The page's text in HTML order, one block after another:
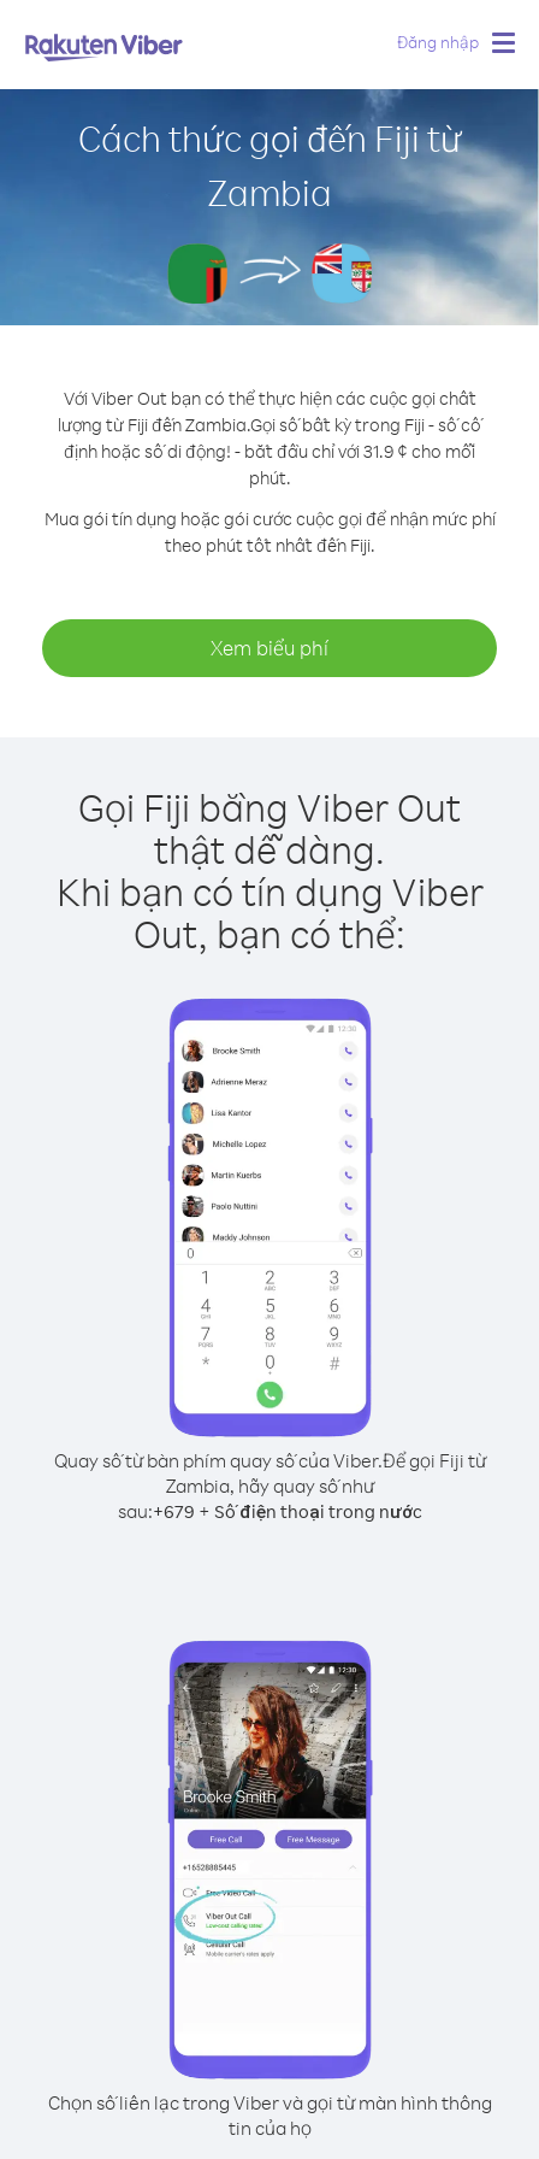
Đăng nhập
Cách thức gọi đến Fiji từ
Zambia
Với Viber Out bạn có thể thực hiện các cuộc gọi chất
lượng từ Fiji đến Zambia.Gọi số bất kỳ trong Fiji - số cố
định hoặc số di động! - bắt đầu chỉ với 31.9 ¢ cho mỗi
phút.
Mua gói tín dụng hoặc gói cước cuộc gọi để nhận mức phí
theo phút tốt nhất đến Fiji.
Xem biểu phí
Gọi Fiji bằng Viber Out
thật dễ dàng.
Khi bạn có tín dụng Viber
Out, bạn có thể:
Quay số từ bàn phím quay số của Viber.Để gọi Fiji từ
Zambia, hãy quay số như
sau:+679 + Số điện thoại trong nước
Chọn số liên lạc trong Viber và gọi từ màn hình thông
tin của họ